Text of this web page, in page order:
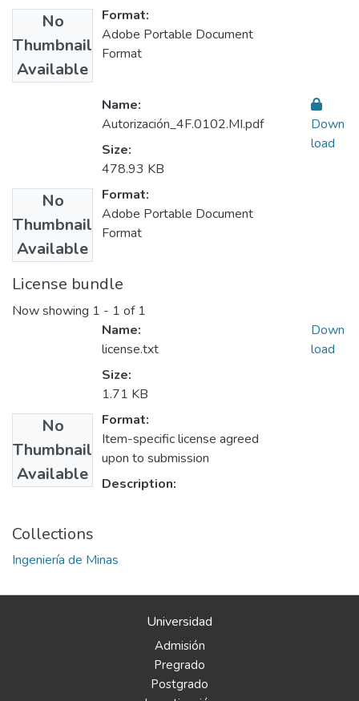
No
Thumbnail
Available
Format:
Adobe Portable Document
Format
No
Thumbnail
Available
Name:
Autorización_4F.0102.MI.pdf
Size:
478.93 KB
Format:
Adobe Portable Document
Format
Down
load
License bundle
Now showing 1 - 1 of 1
No
Thumbnail
Available
Name:
license.txt
Size:
1.71 KB
Format:
Item-specific license agreed
upon to submission
Description:
Down
load
Collections
Ingeniería de Minas
Universidad
Admisión
Pregrado
Postgrado